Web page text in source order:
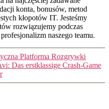
konta, bonusów, metod
kłopotów IT. Jesteśmy
rozwiązujemy podczas
naszego teamu.
Platforma Rozgrywki
Das erstklassige Crash-Game